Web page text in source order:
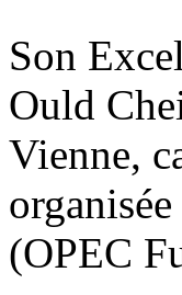
Son
Ould
Vienne,
(OPEC